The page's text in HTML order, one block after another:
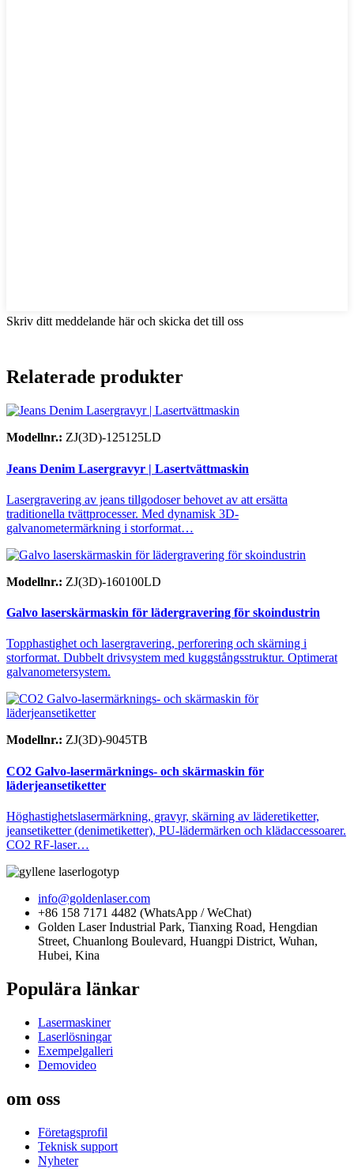
Skriv ditt meddelande här och skicka det till oss
Relaterade produkter
Modellnr.: ZJ(3D)-125125LD
Jeans Denim Lasergravyr | Lasertvättmaskin
Lasergravering av jeans tillgodoser behovet av att ersätta
traditionella tvättprocesser. Med dynamisk 3D-
galvanometermärkning i storformat…
Modellnr.: ZJ(3D)-160100LD
Galvo laserskärmaskin för lädergravering för skoindustrin
Topphastighet och lasergravering, perforering och skärning i
storformat. Dubbelt drivsystem med kuggstångsstruktur. Optimerat
galvanometersystem.
Modellnr.: ZJ(3D)-9045TB
CO2 Galvo-lasermärknings- och skärmaskin för
läderjeansetiketter
Höghastighetslasermärkning, gravyr, skärning av läderetiketter,
jeansetiketter (denimetiketter), PU-lädermärken och klädaccessoarer.
CO2 RF-laser…
info@goldenlaser.com
+86 158 7171 4482 (WhatsApp / WeChat)
Golden Laser Industrial Park, Tianxing Road, Hengdian
Street, Chuanlong Boulevard, Huangpi District, Wuhan,
Hubei, Kina
Populära länkar
Lasermaskiner
Laserlösningar
Exempelgalleri
Demovideo
om oss
Företagsprofil
Teknisk support
Nyheter